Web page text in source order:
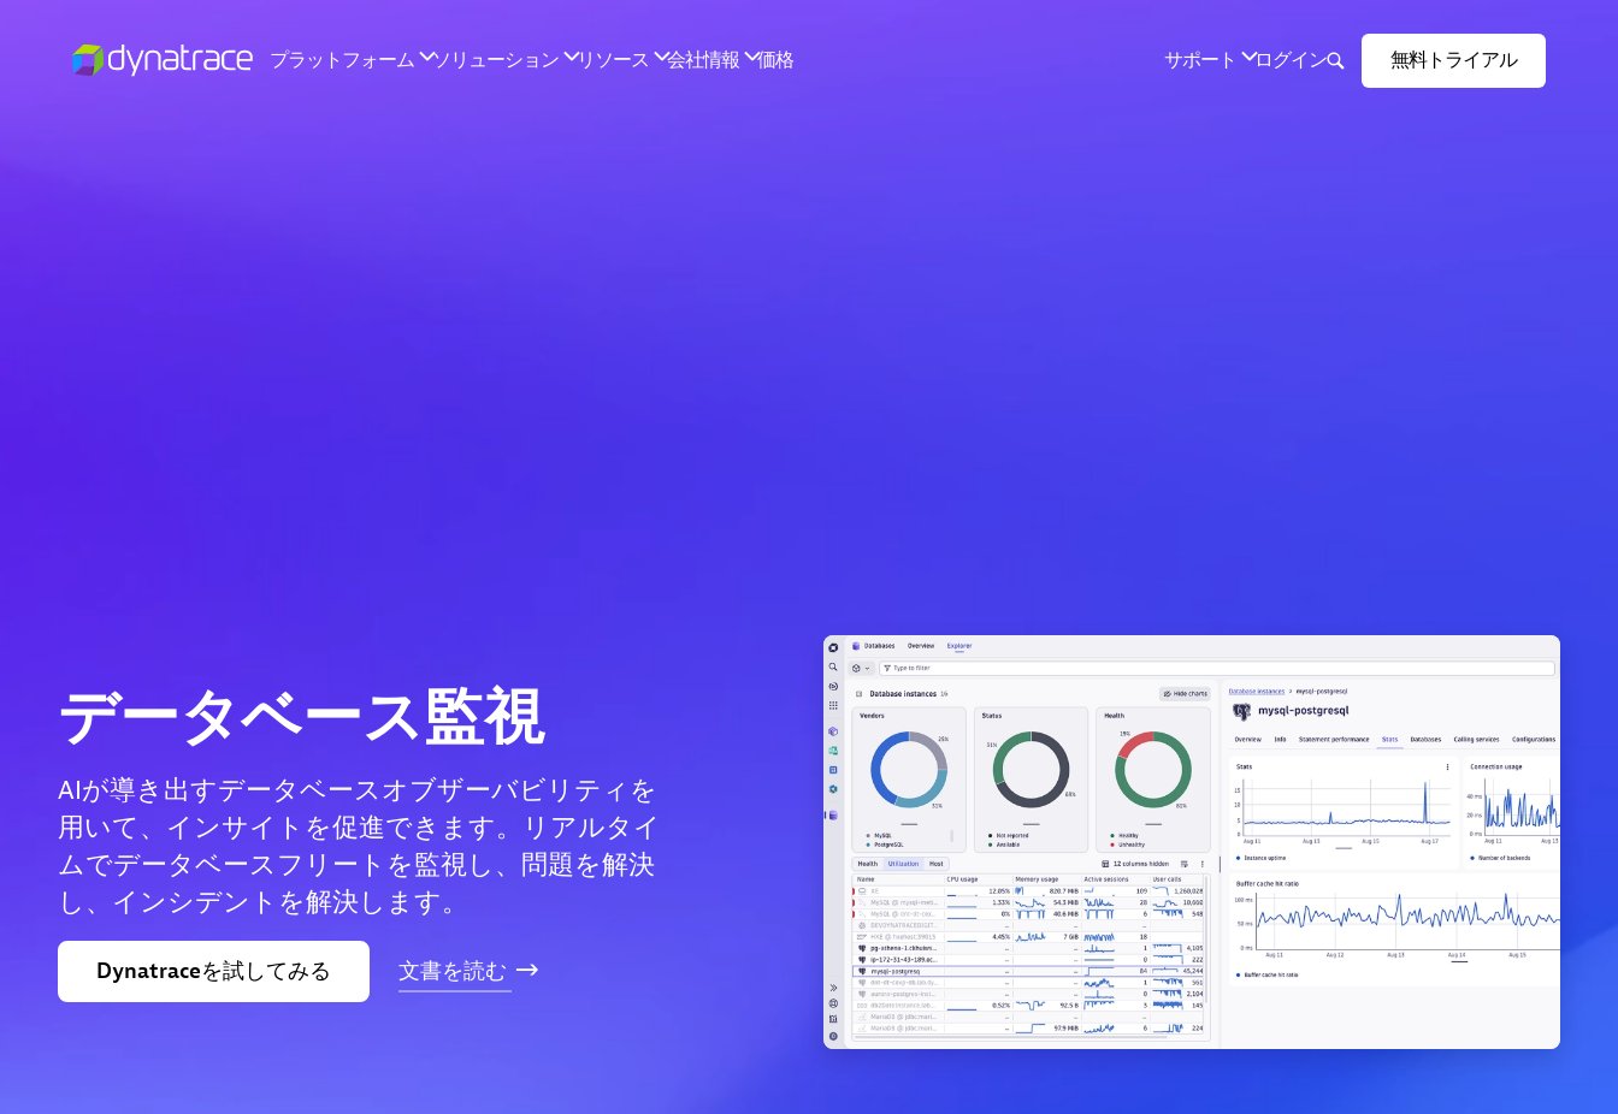
データベース監視
AIが導き出すデータベースオブザーバビリティを
用いて、インサイトを促進できます。リアルタイ
ムでデータベースフリートを監視し、問題を解決
し、インシデントを解決します。
Dynatraceを試してみる 文書を読む